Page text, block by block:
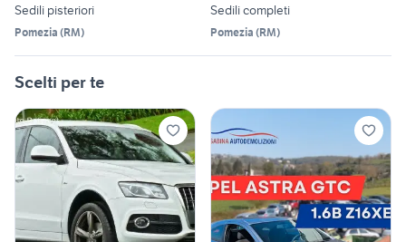
Sedili pisteriori
Pomezia (RM)
Sedili completi
Pomezia (RM)
Scelti per te